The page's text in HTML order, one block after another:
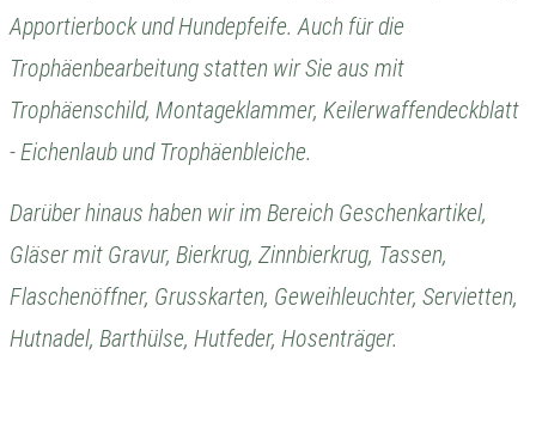
Apportierbock und Hundepfeife. Auch für die
Trophäenbearbeitung statten wir Sie aus mit
Trophäenschild, Montageklammer, Keilerwaffendeckblatt
- Eichenlaub und Trophäenbleiche.
Darüber hinaus haben wir im Bereich Geschenkartikel,
Gläser mit Gravur, Bierkrug, Zinnbierkrug, Tassen,
Flaschenöffner, Grusskarten, Geweihleuchter, Servietten,
Hutnadel, Barthülse, Hutfeder, Hosenträger.